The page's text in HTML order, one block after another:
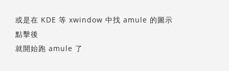
或是在 KDE 等 xwindow 中找 amule 的圖示
點擊後
就開始跑 amule 了